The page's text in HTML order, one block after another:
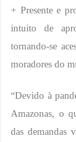
+ Presente e
intuito de
tornando-se
moradores do
“Devido à
Amazonas, o
das demandas